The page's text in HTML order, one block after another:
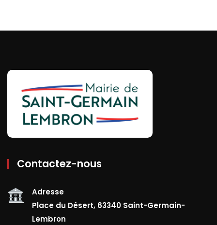
Contactez-nous
Adresse
Place du Désert, 63340 Saint-Germain-
Lembron